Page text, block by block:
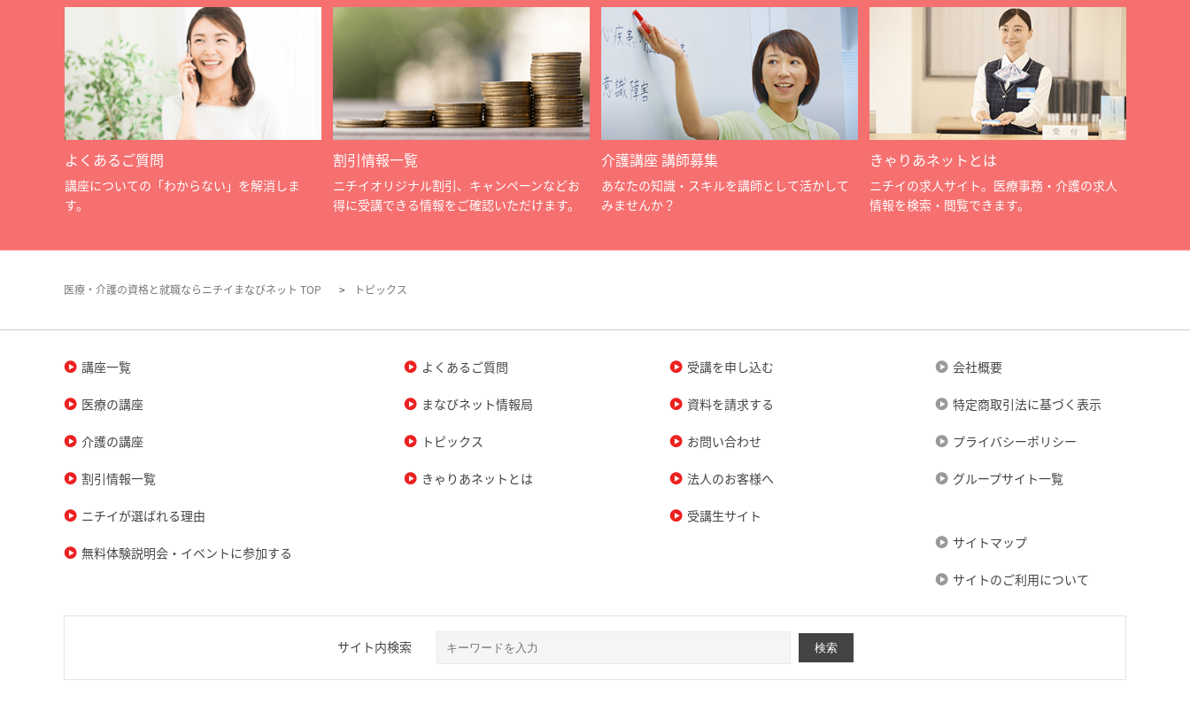
よくあるご質問
講座についての「わからない」を解消しま
す。
割引情報一覧
ニチイオリジナル割引、キャンペーンなどお
得に受講できる情報をご確認いただけます。
介護講座 講師募集
あなたの知識・スキルを講師として活かして
みませんか？
きゃりあネットとは
ニチイの求人サイト。医療事務・介護の求人
情報を検索・閲覧できます。
医療・介護の資格と就職ならニチイまなびネット TOP トピックス
講座一覧
医療の講座
介護の講座
割引情報一覧
ニチイが選ばれる理由
無料体験説明会・イベントに参加する
よくあるご質問
まなびネット情報局
トピックス
きゃりあネットとは
受講を申し込む
資料を請求する
お問い合わせ
法人のお客様へ
受講生サイト
会社概要
特定商取引法に基づく表示
プライバシーポリシー
グループサイト一覧
サイトマップ
サイトのご利用について
サイト内検索